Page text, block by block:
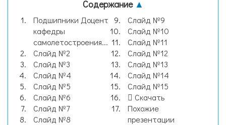
Содержание ▲
Подшипники Доцент
кафедры
самолетостроения...
Слайд №2
Слайд №3
Слайд №4
Слайд №5
Слайд №6
Слайд №7
Слайд №8
Слайд №9
Слайд №10
Слайд №11
Слайд №12
Слайд №13
Слайд №14
Слайд №15
Скачать
Похожие
презентации